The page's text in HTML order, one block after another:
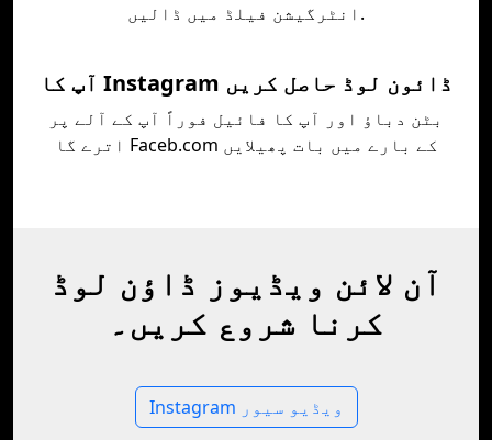
انٹرگیشن فیلڈ میں ڈالیں.
آپ کا Instagram ڈائون لوڈ حاصل کریں
بٹن دباؤ اور آپ کا فائيل فوراً آپ کے آلے پر
اترے گا Faceb.com کے بارے ميں بات پھیلايں
آن لائن ویڈیوز ڈاؤن لوڈ
کرنا شروع کریں۔
Instagram ویڈیو سیور